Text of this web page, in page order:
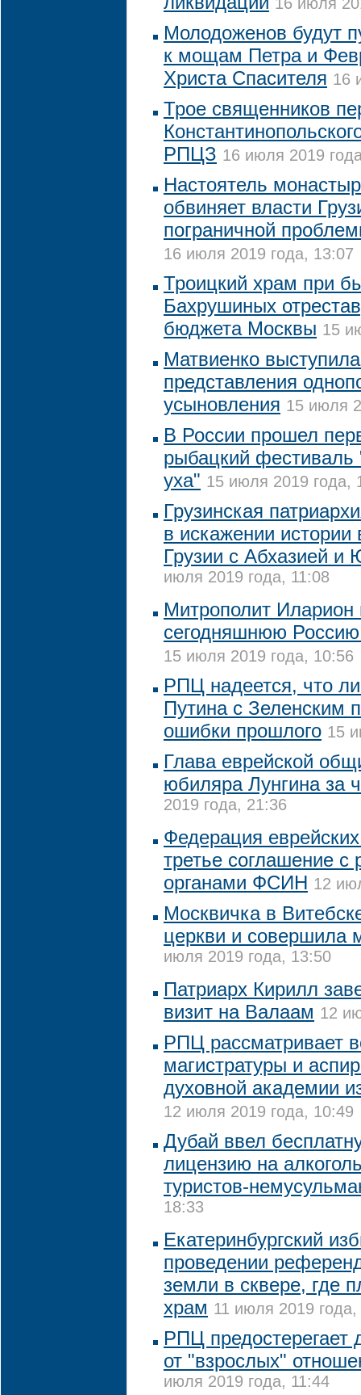
Молодоженов будут
к мощам Петра и
Христа Спасителя 16
Трое священников
РПЦЗ 16 июля 2019
Настоятель
обвиняет власти
пограничной
16 июля 2019 года, 13:07
Троицкий храм при
Бахрушиных
бюджета Москвы 15
Матвиенко
представления
усыновления 15 июля
В России прошел
рыбацкий фестиваль
уха" 15 июля 2019 года,
Грузинская
в искажении
Грузии с Абхазией и
июля 2019 года, 11:08
Митрополит Иларион
сегодняшнюю
15 июля 2019 года, 10:56
РПЦ надеется, что
Путина с Зеленским
ошибки прошлого 15
Глава еврейской
юбиляра Лунгина за
2019 года, 21:36
Федерация
третье соглашение с
органами ФСИН 12
Москвичка в
церкви и совершила
июля 2019 года, 13:50
Патриарх Кирилл
визит на Валаам 12
РПЦ рассматривает
магистратуры и
духовной академии
12 июля 2019 года, 10:49
Дубай ввел
лицензию на
туристов-
18:33
Екатеринбургский
проведении
земли в сквере, где
храм 11 июля 2019
РПЦ предостерегает
от "взрослых"
июля 2019 года, 11:44